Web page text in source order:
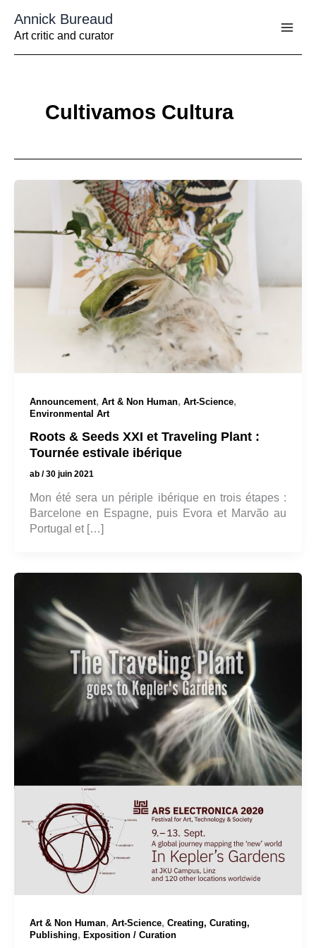
contenu
Annick Bureaud
Art critic and curator
Cultivamos Cultura
Announcement, Art & Non Human, Art-Science,
Environmental Art
Roots & Seeds XXI et Traveling Plant :
Tournée estivale ibérique
ab /30 juin 2021
Mon été sera un périple ibérique en trois étapes :
Barcelone en Espagne, puis Evora et Marvão au
Portugal et […]
Art & Non Human, Art-Science, Creating, Curating,
Publishing, Exposition / Curation